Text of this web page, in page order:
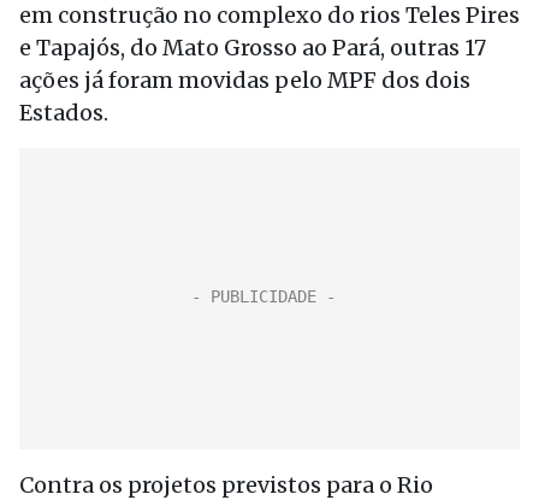
em construção no complexo do rios Teles Pires
e Tapajós, do Mato Grosso ao Pará, outras 17
ações já foram movidas pelo MPF dos dois
Estados.
Contra os projetos previstos para o Rio